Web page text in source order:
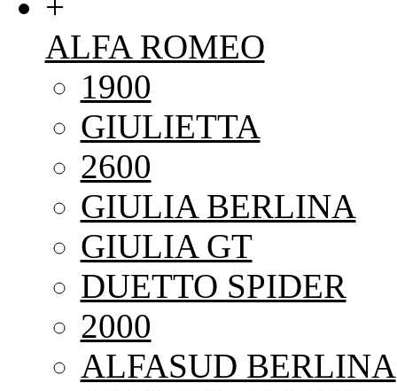
ALFA ROMEO
1900
GIULIETTA
2600
GIULIA BERLINA
GIULIA GT
DUETTO SPIDER
2000
ALFASUD BERLINA